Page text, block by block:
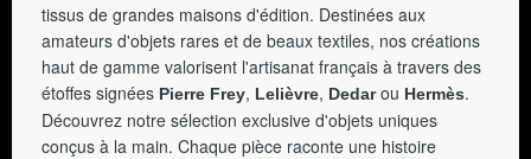
tissus de grandes maisons d'édition. Destinées aux
amateurs d'objets rares et de beaux textiles, nos créations
haut de gamme valorisent l'artisanat français à travers des
étoffes signées Pierre Frey, Lelièvre, Dedarou Hermès.
Découvrez notre sélection exclusive d'objets uniques
conçus à la main. Chaque pièce raconte une histoire